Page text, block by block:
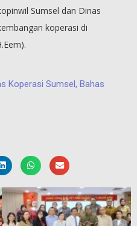
Sumsel dan Dinas
koperasi di
Koperasi Sumsel, Bahas